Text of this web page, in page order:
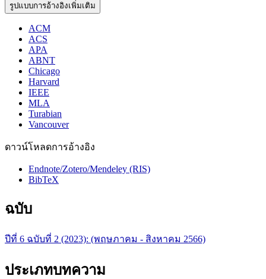
รูปแบบการอ้างอิงเพิ่มเติม
ACM
ACS
APA
ABNT
Chicago
Harvard
IEEE
MLA
Turabian
Vancouver
ดาวน์โหลดการอ้างอิง
Endnote/Zotero/Mendeley (RIS)
BibTeX
ฉบับ
ปีที่ 6 ฉบับที่ 2 (2023): (พฤษภาคม - สิงหาคม 2566)
ประเภทบทความ